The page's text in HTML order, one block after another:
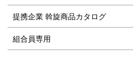
提携企業 斡旋商品カタログ
組合員専用